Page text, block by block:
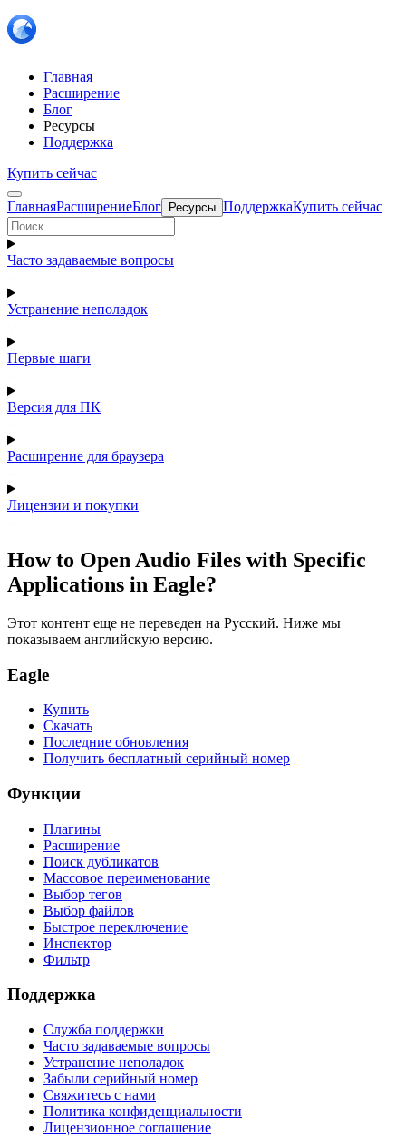
Главная
Расширение
Блог
Ресурсы
Поддержка
Купить сейчас
ГлавнаяРасширениеБлог Ресурсы ПоддержкаКупить сейчас
Часто задаваемые вопросы
Устранение неполадок
Первые шаги
Версия для ПК
Расширение для браузера
Лицензии и покупки
How to Open Audio Files with Specific
Applications in Eagle?
Этот контент еще не переведен на Русский. Ниже мы
показываем английскую версию.
Eagle
Купить
Скачать
Последние обновления
Получить бесплатный серийный номер
Функции
Плагины
Расширение
Поиск дубликатов
Массовое переименование
Выбор тегов
Выбор файлов
Быстрое переключение
Инспектор
Фильтр
Поддержка
Служба поддержки
Часто задаваемые вопросы
Устранение неполадок
Забыли серийный номер
Свяжитесь с нами
Политика конфиденциальности
Лицензионное соглашение